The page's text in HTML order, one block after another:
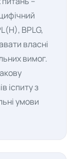
BPLG,
власні
вимог.
іспиту з
умови